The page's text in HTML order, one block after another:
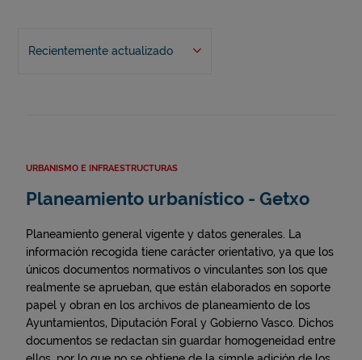
Recientemente actualizado
URBANISMO E INFRAESTRUCTURAS
Planeamiento urbanístico - Getxo
Planeamiento general vigente y datos generales. La
información recogida tiene carácter orientativo, ya que los
únicos documentos normativos o vinculantes son los que
realmente se aprueban, que están elaborados en soporte
papel y obran en los archivos de planeamiento de los
Ayuntamientos, Diputación Foral y Gobierno Vasco. Dichos
documentos se redactan sin guardar homogeneidad entre